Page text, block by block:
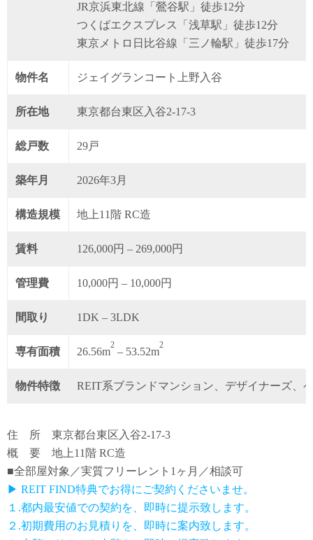
JR京浜東北線「鶯谷駅」徒歩12分
つくばエクスプレス「浅草駅」徒歩12分
東京メトロ日比谷線「三ノ輪駅」徒歩17分
物件名 ジェイグランコート上野入谷
所在地 東京都台東区入谷2-17-3
総戸数 29戸
築年月 2026年3月
構造規模 地上11階 RC造
賃料 126,000円 – 269,000円
管理費 10,000円 – 10,000円
間取り 1DK – 3LDK
専有面積 26.56m
2
– 53.52m
2
物件特徴 REIT系ブランドマンション、デザイナーズ、
住 所 東京都台東区入谷2-17-3
概 要 地上11階 RC造
■全部屋対象／実質フリーレント1ヶ月／相談可
▶ REIT FIND特典でお得にご契約くださいませ。
１.都内最安値での契約を、即時に提示致します。
２.初期費用のお見積りを、即時に案内致します。